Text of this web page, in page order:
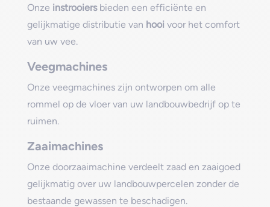
Onze instrooiersbieden een efficiënte en
gelijkmatige distributie van hooi voor het comfort
van uw vee.
Veegmachines
Onze veegmachines zijn ontworpen om alle
rommel op de vloer van uw landbouwbedrijf op te
ruimen.
Zaaimachines
Onze doorzaaimachine verdeelt zaad en zaaigoed
gelijkmatig over uw landbouwpercelen zonder de
bestaande gewassen te beschadigen.